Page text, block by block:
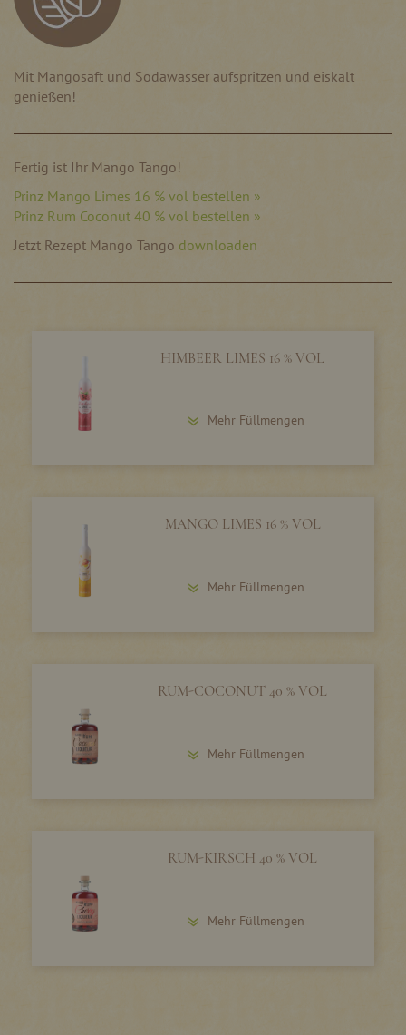
Mit Mangosaft und Sodawasser aufspritzen und eiskalt
genießen!
Fertig ist Ihr Mango Tango!
Prinz Mango Limes 16 % vol bestellen »
Prinz Rum Coconut 40 % vol bestellen »
Jetzt Rezept Mango Tango downloaden
HIMBEER LIMES 16 % VOL
Mehr Füllmengen
MANGO LIMES 16 % VOL
Mehr Füllmengen
RUM-COCONUT 40 % VOL
Mehr Füllmengen
RUM-KIRSCH 40 % VOL
Mehr Füllmengen